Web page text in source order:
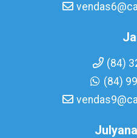
(84)
(84)